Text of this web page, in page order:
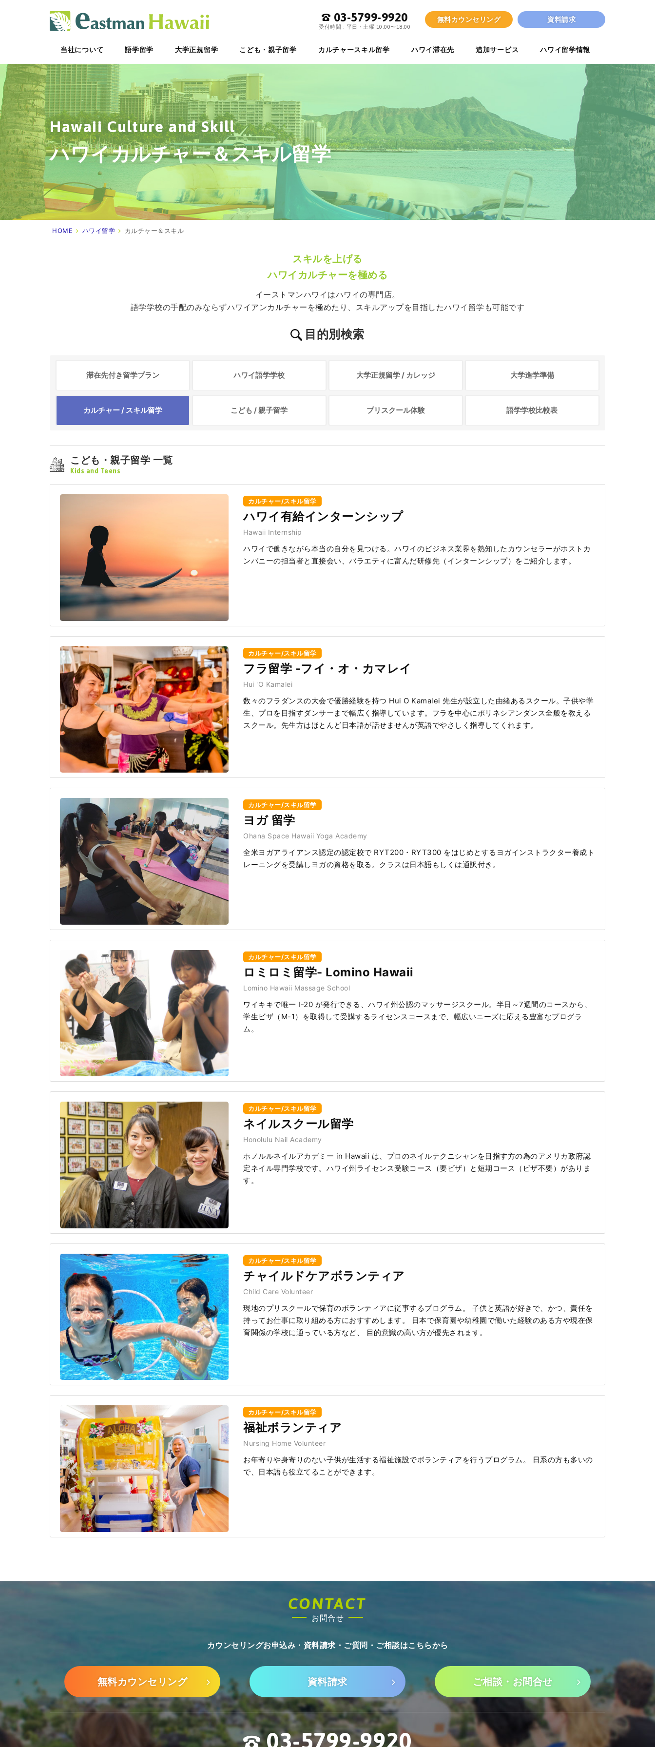
ハワイ留学専門店 イーストマンハワイ03-5799-9920
受付時間 : 平日・土曜 10:00〜18:00
無料カウンセリング 資料請求
当社について 語学留学 大学正規留学 こども・親子留学 カルチャースキル留学 ハワイ滞在先 追加サービス ハワイ留学情報
Hawaii Culture and Skill
ハワイカルチャー＆スキル留学
HOME ハワイ留学 カルチャー＆スキル
スキルを上げる
ハワイカルチャーを極める
イーストマンハワイはハワイの専門店。
語学学校の手配のみならずハワイアンカルチャーを極めたり、スキルアップを目指したハワイ留学も可能です
目的別検索
滞在先付き留学プラン ハワイ語学学校 大学正規留学 / カレッジ 大学進学準備
カルチャー / スキル留学 こども /親子留学 プリスクール体験 語学学校比較表
こども・親子留学 一覧
Kids and Teens
カルチャー/スキル留学
ハワイ有給インターンシップ
Hawaii Internship
ハワイで働きながら本当の自分を見つける。ハワイのビジネス業界を熟知したカウンセラーがホストカ
ンパニーの担当者と直接会い、バラエティに富んだ研修先（インターンシップ）をご紹介します。
カルチャー/スキル留学
フラ留学 -フイ・オ・カマレイ
Hui 'O Kamalei
数々のフラダンスの大会で優勝経験を持つ Hui O Kamalei 先生が設立した由緒あるスクール。子供や学
生、プロを目指すダンサーまで幅広く指導しています。フラを中心にポリネシアンダンス全般を教える
スクール。先生方はほとんど日本語が話せませんが英語でやさしく指導してくれます。
カルチャー/スキル留学
ヨガ 留学
Ohana Space Hawaii Yoga Academy
全米ヨガアライアンス認定の認定校で RYT200・RYT300 をはじめとするヨガインストラクター養成ト
レーニングを受講しヨガの資格を取る。クラスは日本語もしくは通訳付き。
カルチャー/スキル留学
ロミロミ留学- Lomino Hawaii
Lomino Hawaii Massage School
ワイキキで唯一 I-20 が発行できる、ハワイ州公認のマッサージスクール。半日～7週間のコースから、
学生ビザ（M-1）を取得して受講するライセンスコースまで、幅広いニーズに応える豊富なプログラ
ム。
カルチャー/スキル留学
ネイルスクール留学
Honolulu Nail Academy
ホノルルネイルアカデミー in Hawaii は、プロのネイルテクニシャンを目指す方の為のアメリカ政府認
定ネイル専門学校です。ハワイ州ライセンス受験コース（要ビザ）と短期コース（ビザ不要）がありま
す。
カルチャー/スキル留学
チャイルドケアボランティア
Child Care Volunteer
現地のプリスクールで保育のボランティアに従事するプログラム。 子供と英語が好きで、かつ、責任を
持ってお仕事に取り組める方におすすめします。 日本で保育園や幼稚園で働いた経験のある方や現在保
育関係の学校に通っている方など、 目的意識の高い方が優先されます。
カルチャー/スキル留学
福祉ボランティア
Nursing Home Volunteer
お年寄りや身寄りのない子供が生活する福祉施設でボランティアを行うプログラム。 日系の方も多いの
で、日本語も役立てることができます。
CONTACT
お問合せ
カウンセリングお申込み・資料請求・ ご質問・ご相談はこちらから
無料カウンセリング 資料請求 ご相談・お問合せ
03-5799-9920